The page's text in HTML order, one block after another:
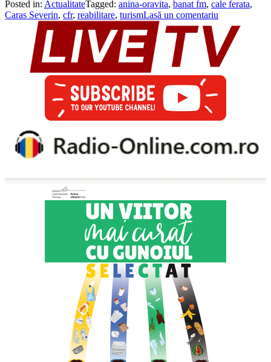
Posted in: ActualitateTagged: anina-oravita, banat fm, cale ferata,
Caras Severin, cfr, reabilitare, turismLasă un comentariu